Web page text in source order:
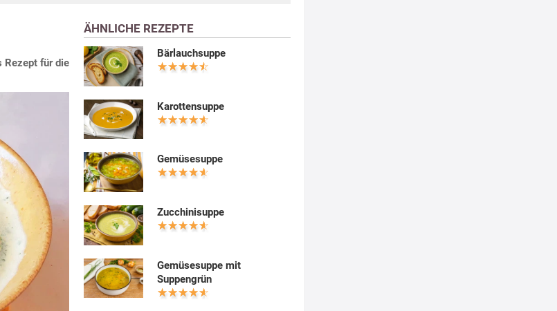
Rezept für die
ÄHNLICHE REZEPTE
Bärlauchsuppe
Karottensuppe
Gemüsesuppe
Zucchinisuppe
Gemüsesuppe mit
Suppengrün